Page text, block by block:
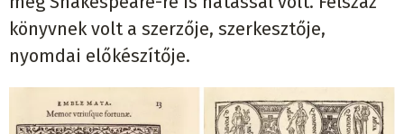
könyvnek volt a szerzője, szerkesztője,
nyomdai előkészítője.